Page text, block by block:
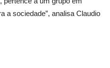
a sociedade”, analisa Claudio